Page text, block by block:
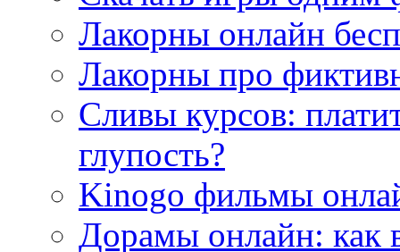
Лакорны онлайн
Лакорны про
Сливы курсов:
глупость?
Kinogo фильмы
Дорамы онлайн: как